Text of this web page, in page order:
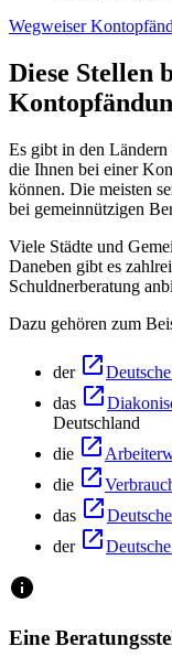
Wegweiser
Diese Stellen
Es gibt in den Ländern
die Ihnen bei einer
können. Die meisten
bei gemeinnützigen
Viele Städte und
Daneben gibt es
Schuldnerberatung
Dazu gehören zum
der
das
Deutschland
die
die
das
der
Eine